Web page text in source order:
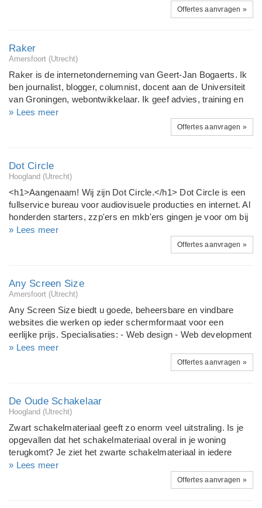
ervaring dan ook, een zeer tevreden klantenkring in
opgebouwd. Ons scala aan producten is zeer divers, of u nu
naar een systeembeheerder, NET-ICT Solutions is hierbij uw
aangewezen partner tot succes. NET-ICT Solutions heeft de
mensen om zich heen gebouwd, hierdoor garanderen wij u
hoge kwaliteit diensten tegen zeer scherpe tarieven.
Offertes aanvragen »
Raker
Amersfoort (Utrecht)
Raker is de internetonderneming van Geert-Jan Bogaerts. Ik
ben journalist, blogger, columnist, docent aan de Universiteit
van Groningen, webontwikkelaar. Ik geef advies, training en
workshops over het gebruik van nieuwe media, ontwikkel zelf
websites, en schrijf columns en blogs. Ik ben Zend Certified
Engineer, gebruik Zend Framework en JQuery als standaard
Masterclass PHP, Zend Framework, XML etc.) voor
Eduvision. Ik weet niet alleen wát er werkt op internet, ik weet
boven het 'simpele' webdevelopment.
» Lees meer
Offertes aanvragen »
Dot Circle
Hoogland (Utrecht)
<h1>Aangenaam! Wij zijn Dot Circle.</h1> Dot Circle is een
fullservice bureau voor audiovisuele producties en internet. Al
honderden starters, zzp'ers en mkb'ers gingen je voor om bij
ons een logo, huisstijl, bedrijfsfilm, webwinkel of website te
laten maken! <h2>Op een rijtje wat we doen:</h2> *
Bedrijfsfilms ( inclusief profesionele voiceover ). * Ontwerpen
je eenvoudig zelf kan onderhouden. * Zoekmachine
optimalisatie ( op de 1e pagina van Google komen )
» Lees meer
Offertes aanvragen »
Any Screen Size
Amersfoort (Utrecht)
Any Screen Size biedt u goede, beheersbare en vindbare
websites die werken op ieder schermformaat voor een
eerlijke prijs. Specialisaties: - Web design - Web development
- CMS Implementatie (MODx, WordPress en Magento) -
SEO (Search Engine Optimalisatie) - User Experience design
(UX) - Logo design - Huisstijl design (visitekaartjes, templates
informatie of een gratis offerte. Lees ook het (Engelstalige)
blog: http://designfromwithin.com
» Lees meer
Offertes aanvragen »
De Oude Schakelaar
Hoogland (Utrecht)
Zwart schakelmateriaal geeft zo enorm veel uitstraling. Is je
opgevallen dat het schakelmateriaal overal in je woning
terugkomt? Je ziet het zwarte schakelmateriaal in iedere
ruimt terug. Wil je meer uitstraling? Kies dan voor zwart. Er is
keuze uit een ronde of vierkante afwerking bij het inbouw
zwarte schakelmateriaal. Kies je voor opbouw? Dan is er rond
» Lees meer
Offertes aanvragen »